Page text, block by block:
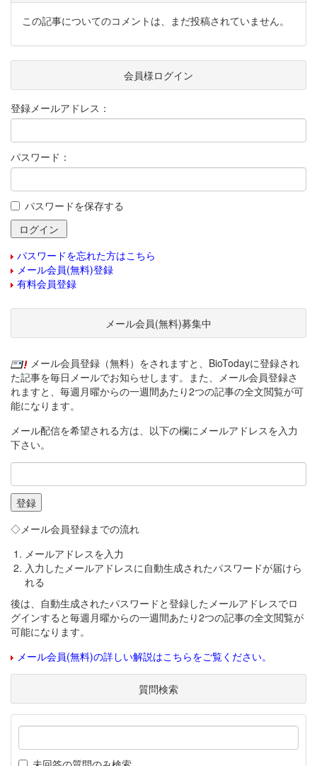
この記事についてのコメントは、まだ投稿されていません。
会員様ログイン
登録メールアドレス：
パスワード：
パスワードを保存する
パスワードを忘れた方はこちら
メール会員(無料)登録
有料会員登録
メール会員(無料)募集中
メール会員登録（無料）をされますと、BioTodayに登録され
た記事を毎日メールでお知らせします。また、メール会員登録さ
れますと、毎週月曜からの一週間あたり2つの記事の全文閲覧が可
能になります。
メール配信を希望される方は、以下の欄にメールアドレスを入力
下さい。
◇メール会員登録までの流れ
メールアドレスを入力
入力したメールアドレスに自動生成されたパスワードが届けら
れる
後は、自動生成されたパスワードと登録したメールアドレスでロ
グインすると毎週月曜からの一週間あたり2つの記事の全文閲覧が
可能になります。
メール会員(無料)の詳しい解説はこちらをご覧ください。
質問検索